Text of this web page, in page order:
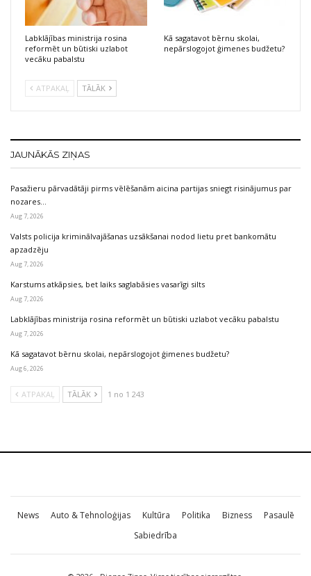
Labklājības ministrija rosina
reformēt un būtiski uzlabot
vecāku pabalstu
Kā sagatavot bērnu skolai,
nepārslogojot ģimenes budžetu?
ATPAKAĻ TĀLĀK
JAUNĀKĀS ZIŅAS
Pasažieru pārvadātāji pirms vēlēšanām aicina partijas sniegt risinājumus par
nozares…
Aug 7, 2026
Valsts policija kriminālvajāšanas uzsākšanai nodod lietu pret bankomātu
apzadzēju
Aug 7, 2026
Karstums atkāpsies, bet laiks saglabāsies vasarīgi silts
Aug 7, 2026
Labklājības ministrija rosina reformēt un būtiski uzlabot vecāku pabalstu
Aug 7, 2026
Kā sagatavot bērnu skolai, nepārslogojot ģimenes budžetu?
Aug 6, 2026
ATPAKAĻ TĀLĀK 1 no 1 243
News Auto & Tehnoloģijas Kultūra Politika Bizness
Pasaulē
Sabiedrība